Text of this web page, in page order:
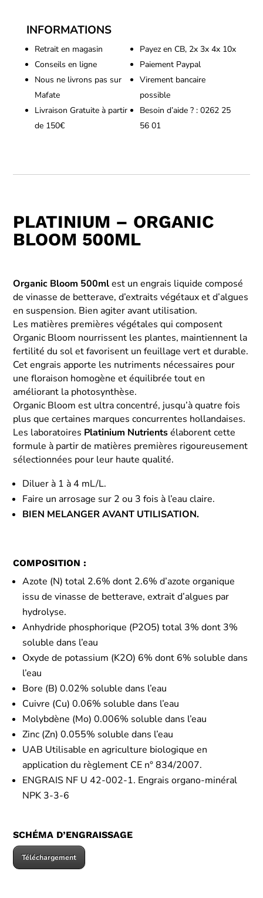
INFORMATIONS
Retrait en magasin
Conseils en ligne
Nous ne livrons pas sur
Mafate
Livraison Gratuite à partir
de 150€
Payez en CB, 2x 3x 4x 10x
Paiement Paypal
Virement bancaire
possible
Besoin d’aide ? : 0262 25
56 01
PLATINIUM – ORGANIC
BLOOM 500ML
Organic Bloom 500mlest un engrais liquide composé
de vinasse de betterave, d’extraits végétaux et d’algues
en suspension. Bien agiter avant utilisation.
Les matières premières végétales qui composent
Organic Bloom nourrissent les plantes, maintiennent la
fertilité du sol et favorisent un feuillage vert et durable.
Cet engrais apporte les nutriments nécessaires pour
une floraison homogène et équilibrée tout en
améliorant la photosynthèse.
Organic Bloom est ultra concentré, jusqu’à quatre fois
plus que certaines marques concurrentes hollandaises.
Les laboratoires Platinium Nutrientsélaborent cette
formule à partir de matières premières rigoureusement
sélectionnées pour leur haute qualité.
Diluer à 1 à 4 mL/L.
Faire un arrosage sur 2 ou 3 fois à l’eau claire.
BIEN MELANGER AVANT UTILISATION.
COMPOSITION :
Azote (N) total 2.6% dont 2.6% d’azote organique
issu de vinasse de betterave, extrait d’algues par
hydrolyse.
Anhydride phosphorique (P2O5) total 3% dont 3%
soluble dans l’eau
Oxyde de potassium (K2O) 6% dont 6% soluble dans
l’eau
Bore (B) 0.02% soluble dans l’eau
Cuivre (Cu) 0.06% soluble dans l’eau
Molybdène (Mo) 0.006% soluble dans l’eau
Zinc (Zn) 0.055% soluble dans l’eau
UAB Utilisable en agriculture biologique en
application du règlement CE n° 834/2007.
ENGRAIS NF U 42-002-1. Engrais organo-minéral
NPK 3-3-6
SCHÉMA D’ENGRAISSAGE
Téléchargement